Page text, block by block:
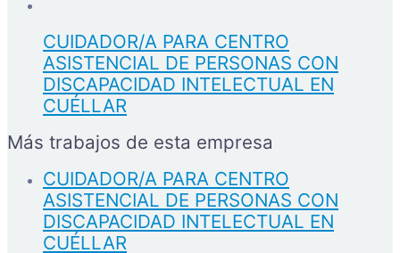
CUIDADOR/A PARA CENTRO
ASISTENCIAL DE PERSONAS CON
DISCAPACIDAD INTELECTUAL EN
CUÉLLAR
Más trabajos de esta empresa
CUIDADOR/A PARA CENTRO
ASISTENCIAL DE PERSONAS CON
DISCAPACIDAD INTELECTUAL EN
CUÉLLAR